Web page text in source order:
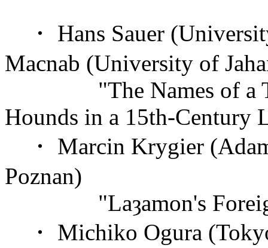
・ Hans Sauer
Macnab (University of
"The Names of a
Hounds in a 15th-Century
・ Marcin Krygier
Poznan)
"Laȝamon's
・ Michiko Ogura